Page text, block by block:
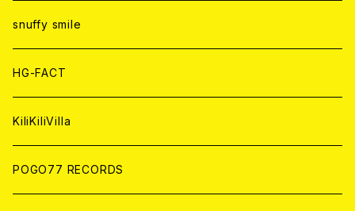
ANALOG
ANALOG
CD
ANALOG
CD
ANALOG
WORLD
CD
ANALOG
snuffy smile
HG-FACT
KiliKiliVilla
POGO77 RECORDS